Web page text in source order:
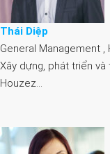
Thái Diệp
General Management ,
Xây dựng, phát triển
Houzez…